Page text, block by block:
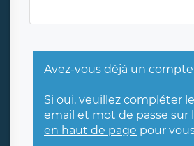
Avez-vous déjà un
Si oui, veuillez compléter
email et mot de passe sur
en haut de page pour